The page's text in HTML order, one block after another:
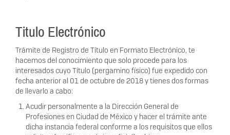
Titulo Electrónico
Trámite de Registro de Título en Formato Electrónico, te
hacemos del conocimiento que solo procede para los
interesados cuyo Título (pergamino físico) fue expedido con
fecha anterior al 01 de octubre de 2018 y tienes dos formas
de llevarlo a cabo:
Acudir personalmente a la Dirección General de
Profesiones en Ciudad de México y hacer el trámite ante
dicha instancia federal conforme a los requisitos que ellos